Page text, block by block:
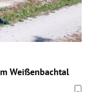
Weißenbachtal